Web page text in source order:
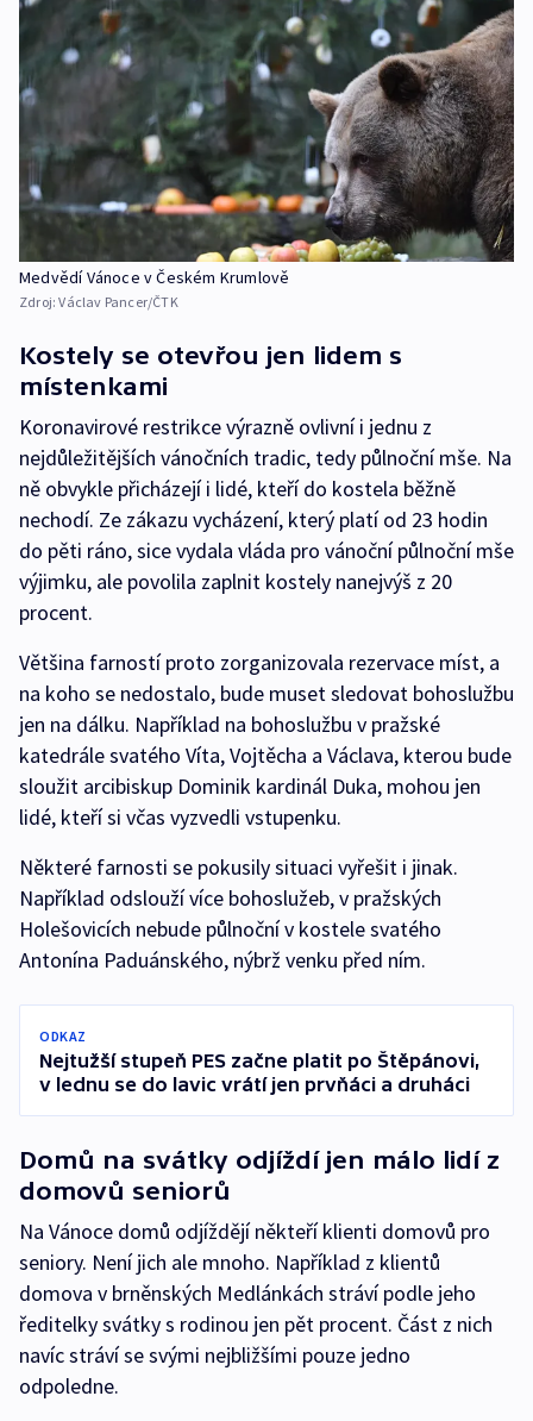
Medvědí Vánoce v Českém Krumlově
Zdroj:Václav Pancer/ČTK
Kostely se otevřou jen lidem s
místenkami
Koronavirové restrikce výrazně ovlivní i jednu z
nejdůležitějších vánočních tradic, tedy půlnoční mše. Na
ně obvykle přicházejí i lidé, kteří do kostela běžně
nechodí. Ze zákazu vycházení, který platí od 23 hodin
do pěti ráno, sice vydala vláda pro vánoční půlnoční mše
výjimku, ale povolila zaplnit kostely nanejvýš z 20
procent.
Většina farností proto zorganizovala rezervace míst, a
na koho se nedostalo, bude muset sledovat bohoslužbu
jen na dálku. Například na bohoslužbu v pražské
katedrále svatého Víta, Vojtěcha a Václava, kterou bude
sloužit arcibiskup Dominik kardinál Duka, mohou jen
lidé, kteří si včas vyzvedli vstupenku.
Některé farnosti se pokusily situaci vyřešit i jinak.
Například odslouží více bohoslužeb, v pražských
Holešovicích nebude půlnoční v kostele svatého
Antonína Paduánského, nýbrž venku před ním.
ODKAZ
Nejtužší stupeň PES začne platit po Štěpánovi,
v lednu se do lavic vrátí jen prvňáci a druháci
Domů na svátky odjíždí jen málo lidí z
domovů seniorů
Na Vánoce domů odjíždějí někteří klienti domovů pro
seniory. Není jich ale mnoho. Například z klientů
domova v brněnských Medlánkách stráví podle jeho
ředitelky svátky s rodinou jen pět procent. Část z nich
navíc stráví se svými nejbližšími pouze jedno
odpoledne.